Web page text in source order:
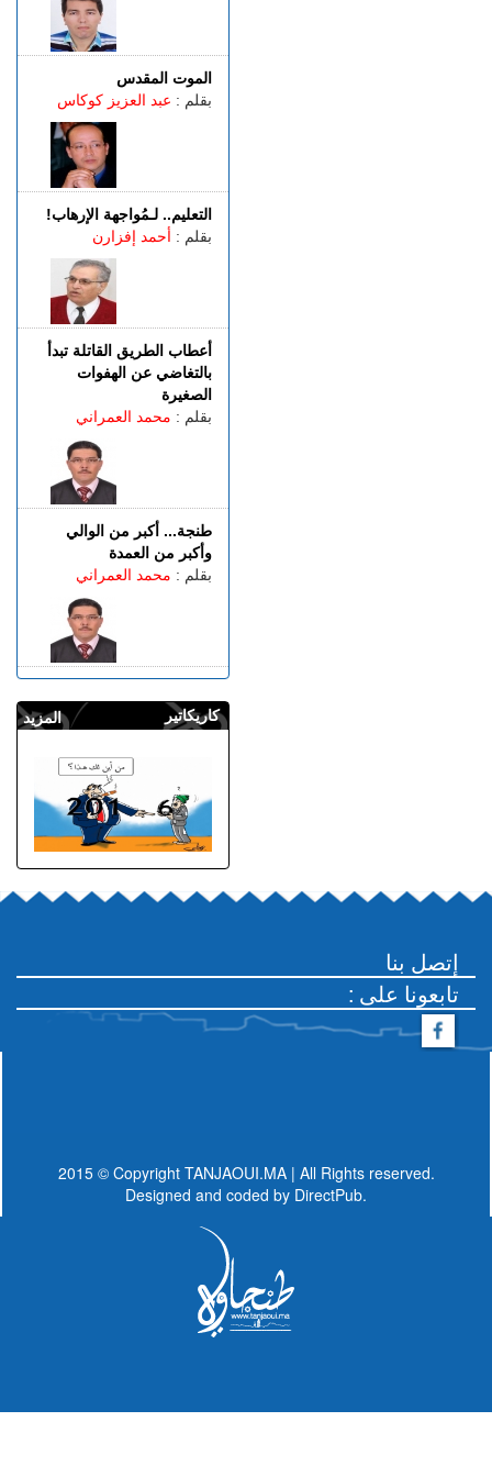
الموت المقدس
بقلم : عبد العزيز كوكاس
التعليم.. لـمُواجهة الإرهاب!
بقلم : أحمد إفزارن
أعطاب الطريق القاتلة تبدأ
بالتغاضي عن الهفوات
الصغيرة
بقلم : محمد العمراني
طنجة... أكبر من الوالي
وأكبر من العمدة
بقلم : محمد العمراني
المزيد كاريكاتير
إتصل بنا
: تابعونا على
2015 © Copyright TANJAOUI.MA | All Rights reserved.
Designed and coded by DirectPub.